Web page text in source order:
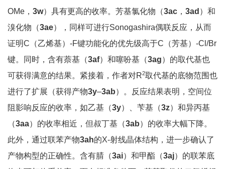
OMe， 3w）具有更高的收率。芳基氯化物（3ac ， 3ad ）和
溴化物（3ae），同样可进行Sonogashira偶联反应，从而
证明C（乙烯基）-F键功能化的优先级高于C（芳基）-Cl/Br
键。同时，含有萘基（3af）和噻吩基（3ag）的取代基也
可获得满意的结果。紧接着，作者对R2取代基的底物范围也
进行了扩展（获得产物3y–3ab）。反应结果表明，空间位
阻影响反应的收率，如乙基（3y）、苄基（3z）和异丙基
（3aa）的收率相近，但叔丁基（3ab）的收率大幅下降。
此外，通过联苯产物3ah的X-射线晶体结构，进一步确认了
产物构型的正确性。含有腈（3ai）和甲酯（3aj）的联苯底